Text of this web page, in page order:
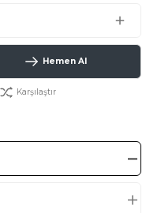
Hemen Al
Karşılaştır